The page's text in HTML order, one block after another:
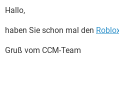
Hallo,
haben Sie schon mal den
Gruß vom CCM-Team